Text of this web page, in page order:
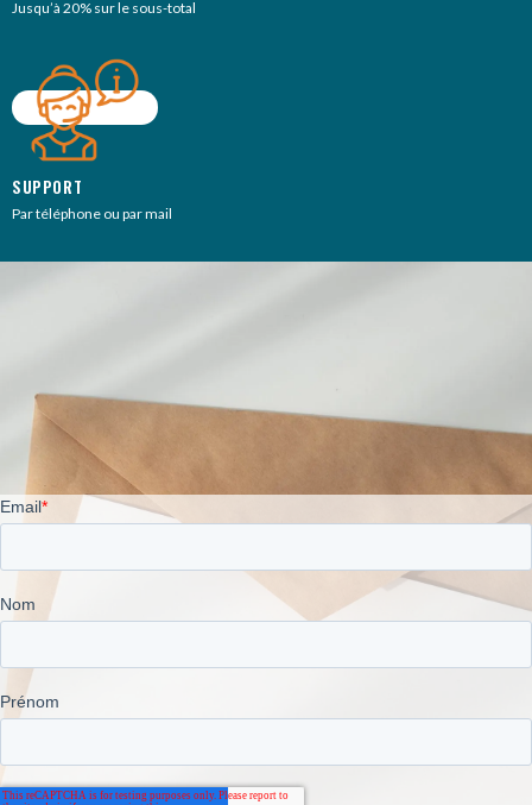
Jusqu’à 20% sur le sous-total
SUPPORT
Par téléphone ou par mail